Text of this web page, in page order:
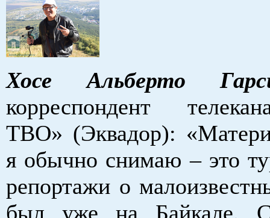
Хосе Альберто
корреспондент
ТВО» (Эквадор):
я обычно снимаю – это
репортажи о
был уже на Байкале,